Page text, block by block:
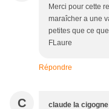
Merci pour cette
maraîcher a une
petites que ce
FLaure
Répondre
C claude la cigogne